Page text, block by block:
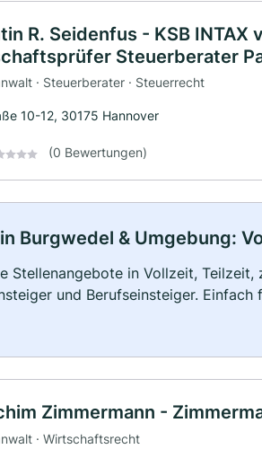
R. Seidenfus - KSB INTAX
Steuerberater
· Steuerberater · Steuerrecht
10-12, 30175 Hannover
(0 Bewertungen)
Burgwedel & Umgebung:
Stellenangebote in Vollzeit,
und Berufseinsteiger. Einfach
Zimmermann -
· Wirtschaftsrecht